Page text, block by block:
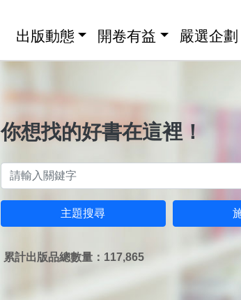
出版動態 開卷有益 嚴選企劃
你想找的好書在這裡！
主題搜尋
累計出版品總數量：117,865